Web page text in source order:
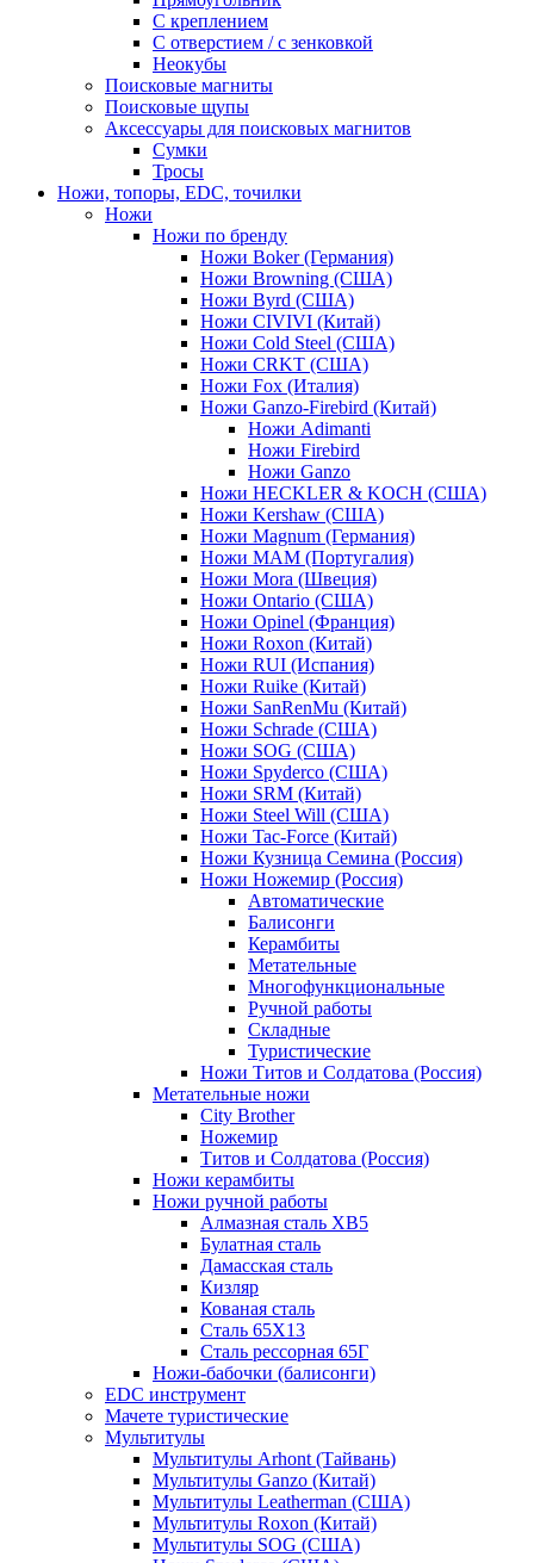
С креплением
С отверстием / с зенковкой
Неокубы
Поисковые магниты
Поисковые щупы
Аксессуары для поисковых магнитов
Сумки
Тросы
Ножи, топоры, EDC, точилки
Ножи
Ножи по бренду
Ножи Boker (Германия)
Ножи Browning (США)
Ножи Byrd (США)
Ножи CIVIVI (Китай)
Ножи Cold Steel (США)
Ножи CRKT (США)
Ножи Fox (Италия)
Ножи Ganzo-Firebird (Китай)
Ножи Adimanti
Ножи Firebird
Ножи Ganzo
Ножи HECKLER & KOCH (США)
Ножи Kershaw (США)
Ножи Magnum (Германия)
Ножи MAM (Португалия)
Ножи Mora (Швеция)
Ножи Ontario (США)
Ножи Opinel (Франция)
Ножи Roxon (Китай)
Ножи RUI (Испания)
Ножи Ruike (Китай)
Ножи SanRenMu (Китай)
Ножи Schrade (США)
Ножи SOG (США)
Ножи Spyderco (США)
Ножи SRM (Китай)
Ножи Steel Will (США)
Ножи Tac-Force (Китай)
Ножи Кузница Семина (Россия)
Ножи Ножемир (Россия)
Автоматические
Балисонги
Керамбиты
Метательные
Многофункциональные
Ручной работы
Складные
Туристические
Ножи Титов и Солдатова (Россия)
Метательные ножи
City Brother
Ножемир
Титов и Солдатова (Россия)
Ножи керамбиты
Ножи ручной работы
Алмазная сталь ХВ5
Булатная сталь
Дамасская сталь
Кизляр
Кованая сталь
Сталь 65Х13
Сталь рессорная 65Г
Ножи-бабочки (балисонги)
EDC инструмент
Мачете туристические
Мультитулы
Мультитулы Arhont (Тайвань)
Мультитулы Ganzo (Китай)
Мультитулы Leatherman (США)
Мультитулы Roxon (Китай)
Мультитулы SOG (США)